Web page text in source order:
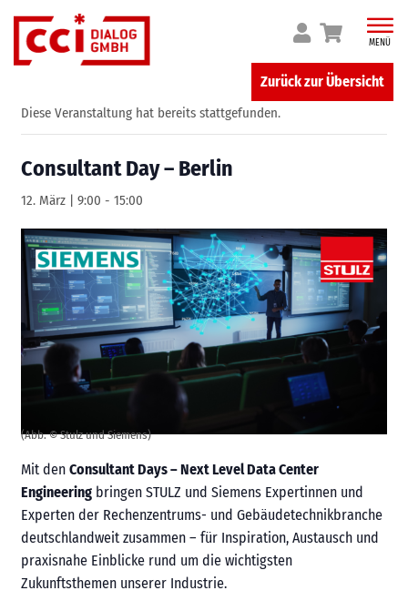
to
content
MENÜ
Zurück zur Übersicht
Diese Veranstaltung hat bereits stattgefunden.
Consultant Day – Berlin
12. März | 9:00 - 15:00
(Abb. © Stulz und Siemens)
Mit den Consultant Days – Next Level Data Center
Engineering bringen STULZ und Siemens Expertinnen und
Experten der Rechenzentrums- und Gebäudetechnikbranche
deutschlandweit zusammen – für Inspiration, Austausch und
praxisnahe Einblicke rund um die wichtigsten
Zukunftsthemen unserer Industrie.